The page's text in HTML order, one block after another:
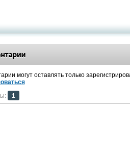
могут оставлять только
1